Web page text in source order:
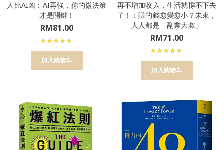
人比AI凶：AI再強，你的微決策
才是關鍵！
RM81.00
加入购物车
再不增加收入，生活就撐不下去
了！：賺的錢愈變愈小？未來，
人人都是「副業大叔」
RM71.00
加入购物车